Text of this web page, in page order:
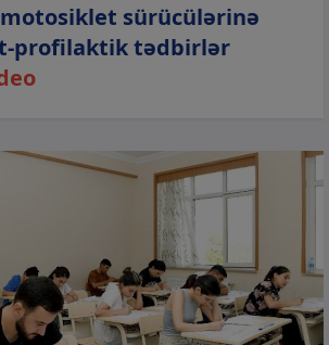
motosiklet sürücülərinə
profilaktik tədbirlər